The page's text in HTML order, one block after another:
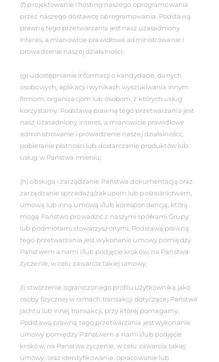
(f) projektowanie i hosting naszego oprogramowania
przez naszego dostawcę oprogramowania. Podstawą
prawną tego przetwarzania jest nasz uzasadniony
interes, a mianowicie prawidłowe administrowanie i
prowadzenie naszej działalności;
(g) udostępnianie informacji o kandydacie, danych
osobowych, aplikacji i wynikach wyszukiwania innym
firmom, organizacjom lub osobom, z których usług
korzystamy. Podstawą prawną tego przetwarzania jest
nasz uzasadniony interes, a mianowicie prawidłowe
administrowanie i prowadzenie naszej działalności;,
pobieranie płatności lub dostarczanie produktów lub
usług w Państwa imieniu;
(h) obsługa i zarządzanie Państwa dokumentacją oraz
zarządzanie sprzedażą/zakupem lub pośrednictwem,
umową lub inną umową i/lub korespondencją, którą
mogą Państwo prowadzić z naszymi spółkami Grupy
lub podmiotami stowarzyszonymi. Podstawą prawną
tego przetwarzania jest wykonanie umowy pomiędzy
Państwem a nami i/lub podjęcie kroków, na Państwa
życzenie, w celu zawarcia takiej umowy;
(i) stworzenie ograniczonego profilu użytkownika jako
osoby fizycznej w ramach transakcji dotyczącej Państwa
jachtu lub innej transakcji, przy której pomagamy.
Podstawą prawną tego przetwarzania jest wykonanie
umowy pomiędzy Państwem a nami i/lub podjęcie
kroków, na Państwa życzenie, w celu zawarcia takiej
umowy; oraz identyfikowanie, opracowanie lub